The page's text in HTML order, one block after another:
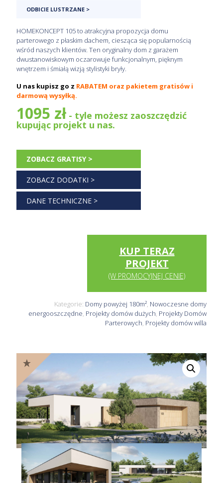
ODBICIE LUSTRZANE >
HOMEKONCEPT 105 to atrakcyjna propozycja domu
parterowego z płaskim dachem, ciesząca się popularnością
wśród naszych klientów. Ten oryginalny dom z garażem
dwustanowiskowym oczarowuje funkcjonalnym, pięknym
wnętrzem i śmiałą wizją stylistyki bryły.
U nas kupisz go z RABATEM oraz pakietem gratisów i
darmową wysyłką.
1095 zł- tyle możesz zaoszczędzić
kupując projekt u nas.
ZOBACZ GRATISY >
ZOBACZ DODATKI >
DANE TECHNICZNE >
KUP TERAZ
PROJEKT
(W PROMOCYJNEJ CENIE)
Kategorie: Domy powyżej 180m², Nowoczesne domy
energooszczędne, Projekty domów dużych, Projekty Domów
Parterowych, Projekty domów willa